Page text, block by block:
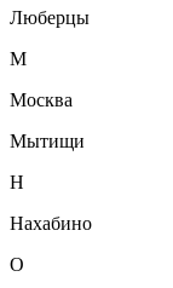
Люберцы
М
Москва
Мытищи
Н
Нахабино
О